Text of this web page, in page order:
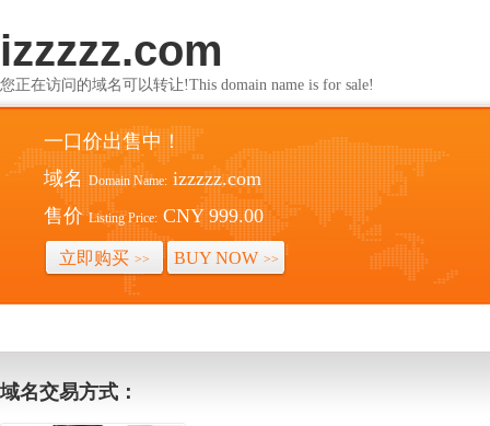
izzzzz.com
您正在访问的域名可以转让!This domain name is for sale!
一口价出售中！
域名 Domain Name: izzzzz.com
售价 Listing Price: CNY 999.00
立即购买 >> BUY NOW >>
域名交易方式：